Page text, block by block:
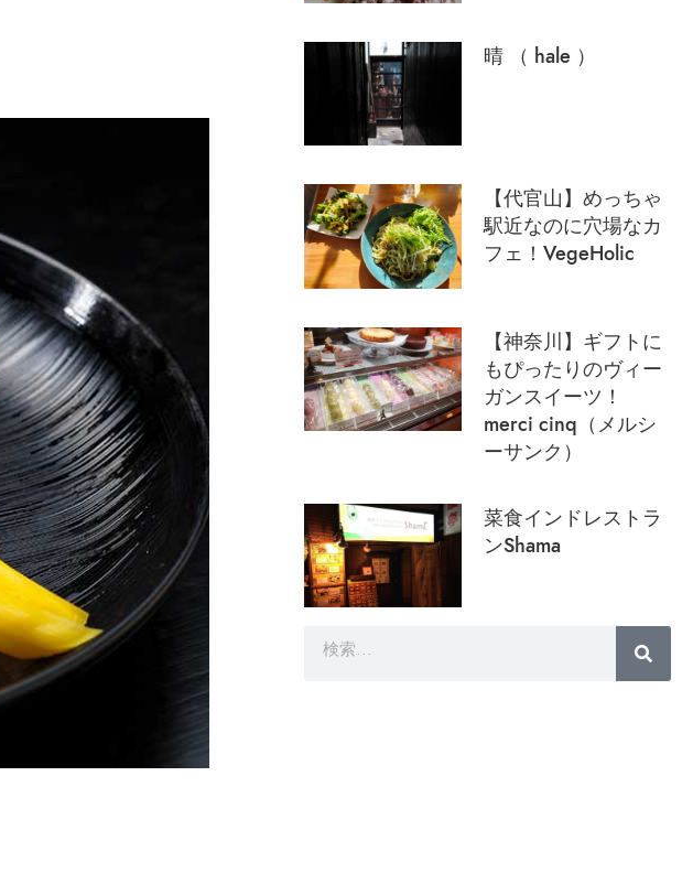
晴 （ hale ）
【代官山】めっちゃ
駅近なのに穴場なカ
フェ！VegeHolic
【神奈川】ギフトに
もぴったりのヴィー
ガンスイーツ！
merci cinq（メルシ
ーサンク）
菜食インドレストラ
ンShama